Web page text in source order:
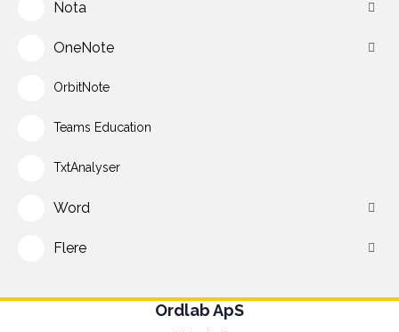
Nota
OneNote
OrbitNote
Teams Education
TxtAnalyser
Word
Flere
Ordlab ApS